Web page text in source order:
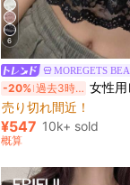
6
MOREGETS
-20% 過去3時間 女性用レースキャミソール、取り外し可能なパッド付き、かわい
売り切れ間近！
(1000+)
売り切れ間近！
(1000+)
売り切れ間近！
(1000+)
売り切れ間近！
¥547 10k+ sold
概算